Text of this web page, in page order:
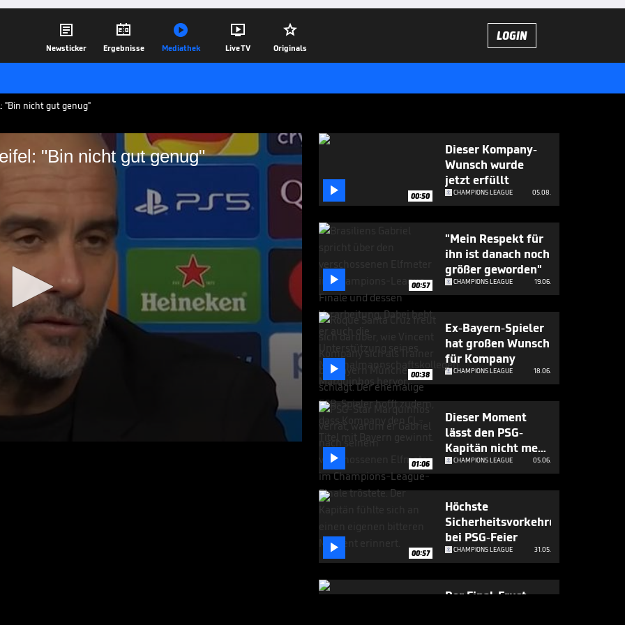

Newsticker

Ergebnisse

Mediathek

Live TV

Originals
LOGIN
"Bin nicht gut genug"
"Bin nicht gut genug""Bin nicht
Gegentreffern den Heimsieg über
Trainer Pep Guardiola, dass er in
nichts beibringen kann.
12.02.25
 00:50
Dieser Kompany-
Wunsch wurde
jetzt erfüllt
CHAMPIONS LEAGUE 05.08.
 00:57
"Mein Respekt für
ihn ist danach noch
größer geworden"
CHAMPIONS LEAGUE 19.06.
 00:38
Ex-Bayern-Spieler
hat großen Wunsch
für Kompany
CHAMPIONS LEAGUE 18.06.
 01:06
Dieser Moment
lässt den PSG-
Kapitän nicht mehr
losCHAMPIONS LEAGUE 05.06.
 00:57
Höchste
Sicherheitsvorkehrungen
bei PSG-Feier
CHAMPIONS LEAGUE 31.05.
Der Final-Frust